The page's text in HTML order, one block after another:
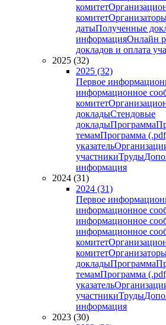
комитет
комитет
датыПолученные
информацияОнлайн
докладов и оплата
2025 (32)
2025 (32)
Первое
информационное
комитет
докладыСтендовые
докладыПрограмма
темамПрограмма
указатель
участникиТруды
информация
2024 (31)
2024 (31)
Первое
информационное
информационное
информационное
комитет
комитет
докладыПрограмма
темамПрограмма
указатель
участникиТруды
информация
2023 (30)